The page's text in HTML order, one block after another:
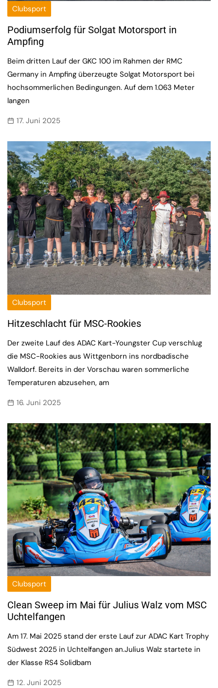
Clubsport
Podiumserfolg für Solgat Motorsport in
Ampfing
Beim dritten Lauf der GKC 100 im Rahmen der RMC
Germany in Ampfing überzeugte Solgat Motorsport bei
hochsommerlichen Bedingungen. Auf dem 1.063 Meter
langen
17. Juni 2025
Clubsport
Hitzeschlacht für MSC-Rookies
Der zweite Lauf des ADAC Kart-Youngster Cup verschlug
die MSC-Rookies aus Wittgenborn ins nordbadische
Walldorf. Bereits in der Vorschau waren sommerliche
Temperaturen abzusehen, am
16. Juni 2025
Clubsport
Clean Sweep im Mai für Julius Walz vom MSC
Uchtelfangen
Am 17. Mai 2025 stand der erste Lauf zur ADAC Kart Trophy
Südwest 2025 in Uchtelfangen an.Julius Walz startete in
der Klasse RS4 Solidbam
12. Juni 2025